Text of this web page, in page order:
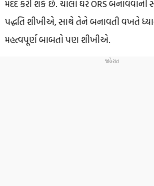
મદદ કરી શકે છે. ચાલો ઘરે ORS બનાવવાની
પદ્ધતિ શીખીએ, સાથે તેને બનાવતી વખતે
મહત્વપૂર્ણ બાબતો પણ શીખીએ.